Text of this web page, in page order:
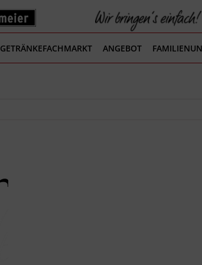
GETRÄNKEFACHMARKT ANGEBOT